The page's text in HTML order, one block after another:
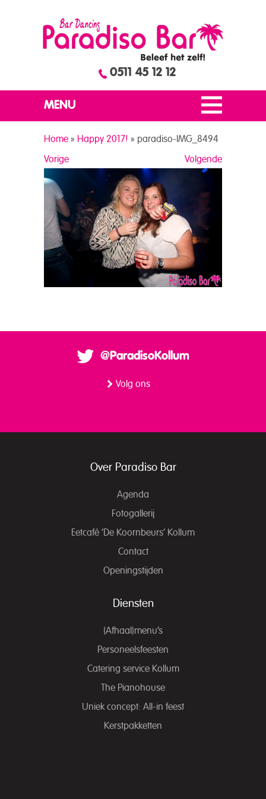
0511 45 12 12
MENU
Home » Happy 2017! » paradiso-IMG_8494
Volgende
Vorige
@ParadisoKollum
Volg ons
Over Paradiso Bar
Agenda
Fotogallerij
Eetcafé ‘De Koornbeurs’ Kollum
Contact
Openingstijden
Diensten
(Afhaal)menu’s
Personeelsfeesten
Catering service Kollum
The Pianohouse
Uniek concept: All-in feest
Kerstpakketten